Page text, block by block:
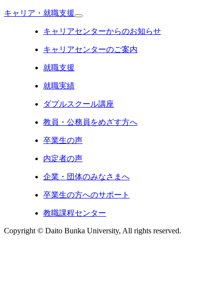
キャリア・就職支援
キャリアセンターからのお知らせ
キャリアセンターのご案内
就職支援
就職実績
ダブルスクール講座
教員・公務員をめざす方へ
卒業生の声
内定者の声
企業・団体のみなさまへ
卒業生の方へのサポート
教職課程センター
Copyright © Daito Bunka University, All rights reserved.